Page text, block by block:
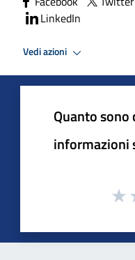
LinkedIn
Vedi azioni
Quanto sono
informazioni